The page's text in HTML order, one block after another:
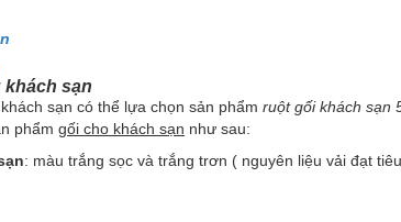
khách sạn
sạn có thể lựa chọn sản phẩm ruột gối khách sạn
phẩm gối cho khách sạn như sau:
: màu trắng sọc và trắng trơn ( nguyên liệu vải đạt